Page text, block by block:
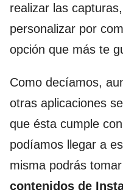
realizar las
personalizar por
opción que más te
Como decíamos,
otras aplicaciones
que ésta cumple
podíamos llegar a
misma podrás
contenidos de